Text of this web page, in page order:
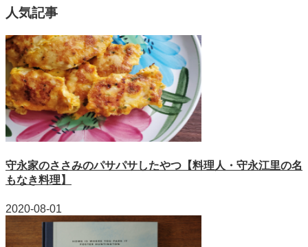
人気記事
守永家のささみのパサパサしたやつ【料理人・守永江里の名
もなき料理】
2020-08-01